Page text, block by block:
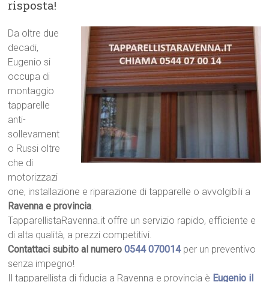
risposta!
Da oltre due
decadi,
Eugenio si
occupa di
montaggio
tapparelle
anti-
sollevament
o Russi oltre
che di
motorizzazi
one, installazione e riparazione di tapparelle o avvolgibili a
Ravenna e provincia.
TapparellistaRavenna.it offre un servizio rapido, efficiente e
di alta qualità, a prezzi competitivi.
Contattaci subito al numero0544 070014per un preventivo
senza impegno!
Il tapparellista di fiducia a Ravenna e provincia è Eugenio il